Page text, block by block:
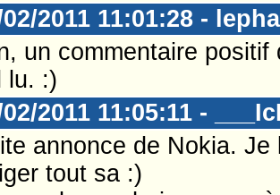
02/2011 11:01:28 -
un commentaire
lu. :)
2011 11:05:11 -
annonce de Nokia.
tout sa :)